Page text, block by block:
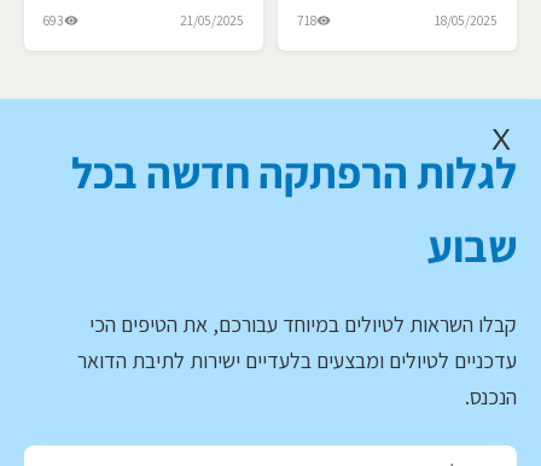
18/05/2025
718
21/05/2025
693
X
לגלות הרפתקה חדשה בכל
שבוע
קבלו השראות לטיולים במיוחד עבורכם, את הטיפים הכי
עדכניים לטיולים ומבצעים בלעדיים ישירות לתיבת הדואר
הנכנס.